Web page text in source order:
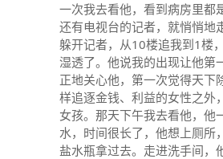
一次我去看他，看到病房里都
还有电视台的记者，就悄悄地
躲开记者，从10楼追我到1楼
湿透了。他说我的出现让他第
正地关心他，第一次觉得天下
样追逐金钱、利益的女性之外
女孩。那天下午我去看他，他
水，时间很长了，他想上厕所
盐水瓶拿过去。走进洗手间，